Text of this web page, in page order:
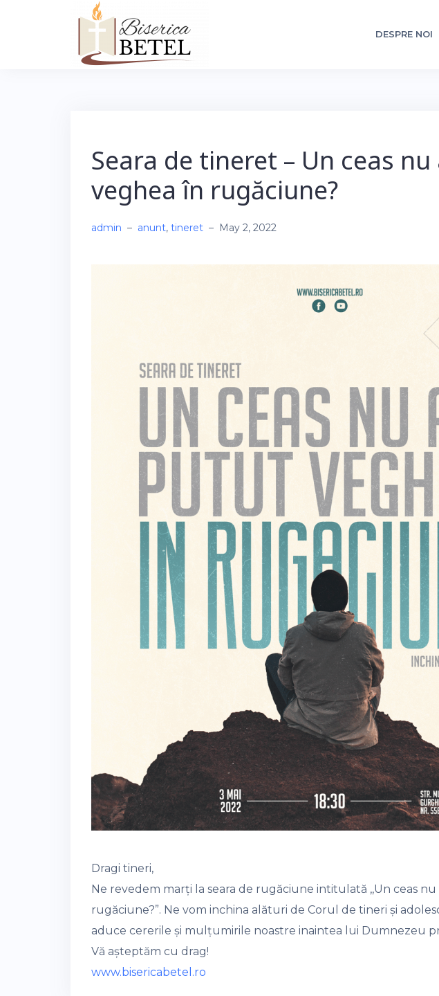
DESPRE NOI
Seara de tineret – Un ceas
veghea în rugăciune?
admin – anunt, tineret – May 2, 2022
Dragi tineri,
Ne revedem marți la seara de rugăciune intitulată ,,Un ceas
rugăciune?”. Ne vom inchina alături de Corul de tineri și
aduce cererile și mulțumirile noastre inaintea lui Dumnezeu
Vă așteptăm cu drag!
www.bisericabetel.ro